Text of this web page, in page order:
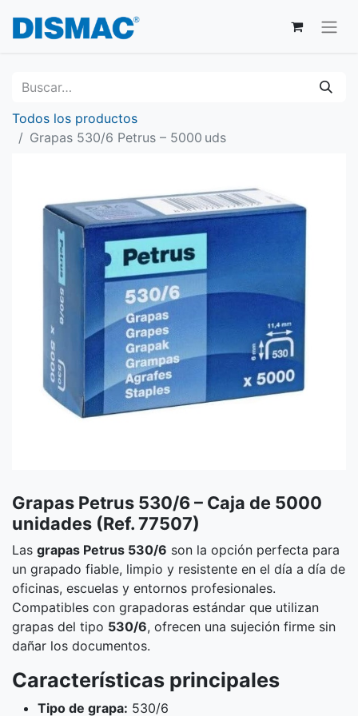
Todos los productos
Grapas 530/6 Petrus – 5000 uds
Grapas Petrus 530/6 – Caja de 5000
unidades (Ref. 77507)
Las grapas Petrus 530/6 son la opción perfecta para
un grapado fiable, limpio y resistente en el día a día de
oficinas, escuelas y entornos profesionales.
Compatibles con grapadoras estándar que utilizan
grapas del tipo 530/6, ofrecen una sujeción firme sin
dañar los documentos.
Características principales
Tipo de grapa: 530/6